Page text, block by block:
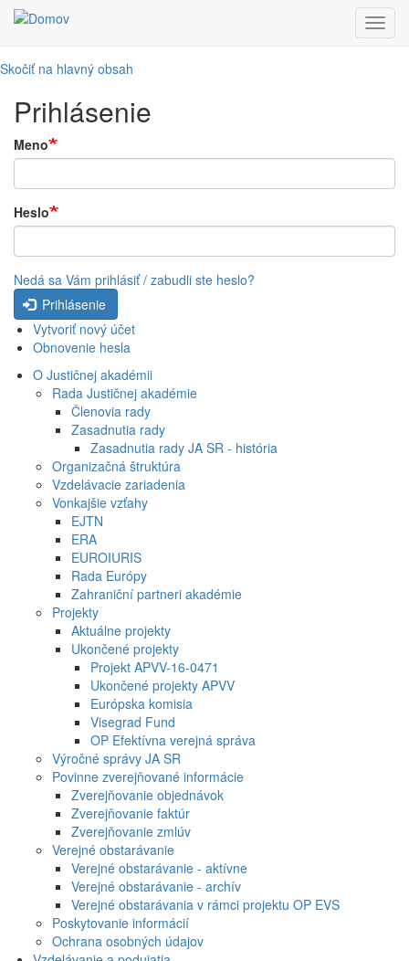
Skočiť na hlavný obsah
Prihlásenie
Meno
Heslo
Nedá sa Vám prihlásiť / zabudli ste heslo?
Prihlásenie
Vytvoriť nový účet
Obnovenie hesla
O Justičnej akadémii
Rada Justičnej akadémie
Členovia rady
Zasadnutia rady
Zasadnutia rady JA SR - história
Organizačná štruktúra
Vzdelávacie zariadenia
Vonkajšie vzťahy
EJTN
ERA
EUROIURIS
Rada Európy
Zahraniční partneri akadémie
Projekty
Aktuálne projekty
Ukončené projekty
Projekt APVV-16-0471
Ukončené projekty APVV
Európska komisia
Visegrad Fund
OP Efektívna verejná správa
Výročné správy JA SR
Povinne zverejňované informácie
Zverejňovanie objednávok
Zverejňovanie faktúr
Zverejňovanie zmlúv
Verejné obstarávanie
Verejné obstarávanie - aktívne
Verejné obstarávanie - archív
Verejné obstarávania v rámci projektu OP EVS
Poskytovanie informácií
Ochrana osobných údajov